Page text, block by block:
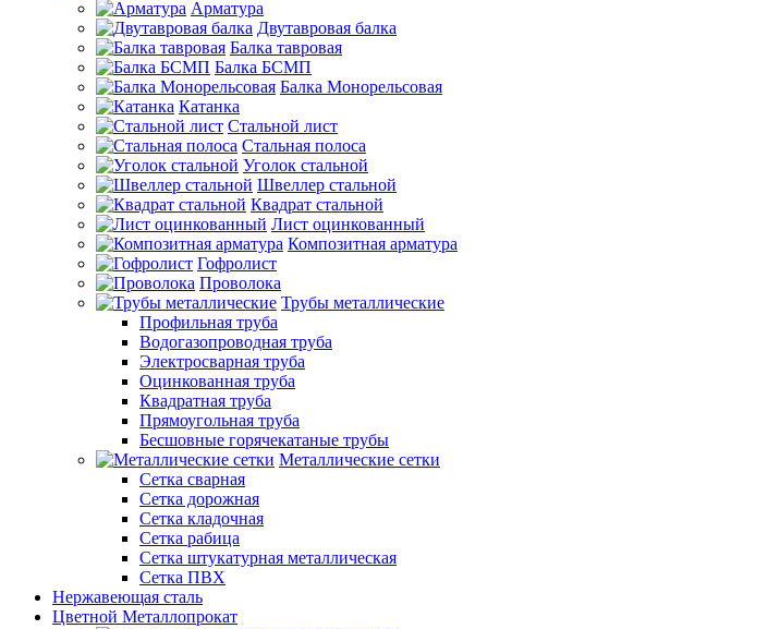
Арматура
Двутавровая балка
Балка тавровая
Балка БСМП
Балка Монорельсовая
Катанка
Стальной лист
Стальная полоса
Уголок стальной
Швеллер стальной
Квадрат стальной
Лист оцинкованный
Композитная арматура
Гофролист
Проволока
Трубы металлические
Профильная труба
Водогазопроводная труба
Электросварная труба
Оцинкованная труба
Квадратная труба
Прямоугольная труба
Бесшовные горячекатаные трубы
Металлические сетки
Сетка сварная
Сетка дорожная
Сетка кладочная
Сетка рабица
Сетка штукатурная металлическая
Сетка ПВХ
Нержавеющая сталь
Цветной Металлопрокат